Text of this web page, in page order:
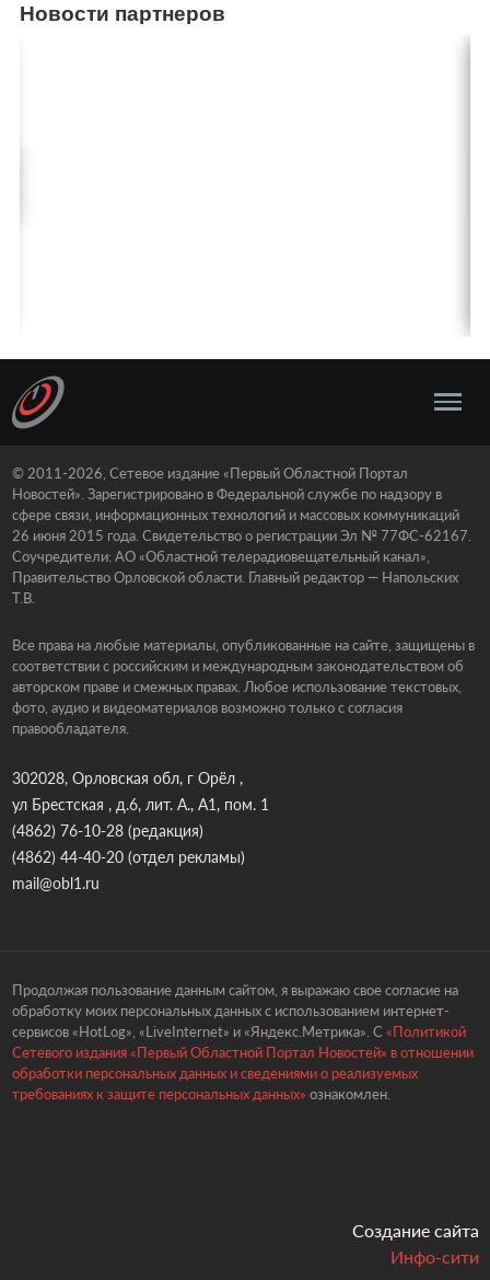
Новости партнеров
© 2011-2026, Сетевое издание «Первый Областной Портал
Новостей». Зарегистрировано в Федеральной службе по надзору в
сфере связи, информационных технологий и массовых коммуникаций
26 июня 2015 года. Свидетельство о регистрации Эл № 77ФС-62167.
Соучредители: АО «Областной телерадиовещательный канал»,
Правительство Орловской области. Главный редактор — Напольских
Т.В.
Все права на любые материалы, опубликованные на сайте, защищены в
соответствии с российским и международным законодательством об
авторском праве и смежных правах. Любое использование текстовых,
фото, аудио и видеоматериалов возможно только с согласия
правообладателя.
302028, Орловская обл, г Орёл ,
ул Брестская , д.6, лит. А., А1, пом. 1
(4862) 76-10-28(редакция)
(4862) 44-40-20(отдел рекламы)
mail@obl1.ru
Продолжая пользование данным сайтом, я выражаю свое согласие на
обработку моих персональных данных с использованием интернет-
сервисов «HotLog», «LiveInternet» и «Яндекс.Метрика». С «Политикой
Сетевого издания «Первый Областной Портал Новостей» в отношении
обработки персональных данных и сведениями о реализуемых
требованиях к защите персональных данных» ознакомлен.
Создание сайта
Инфо-сити